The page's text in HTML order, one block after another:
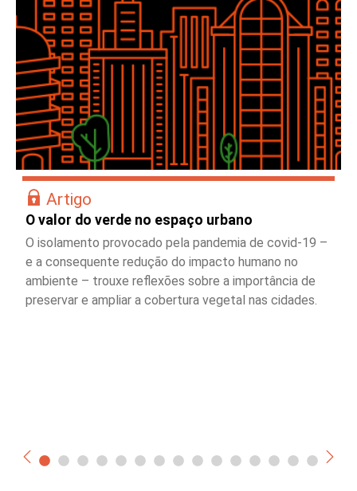
Artigo
O valor do verde no espaço urbano
O isolamento provocado pela pandemia de covid-19 –
e a consequente redução do impacto humano no
ambiente – trouxe reflexões sobre a importância de
preservar e ampliar a cobertura vegetal nas cidades.